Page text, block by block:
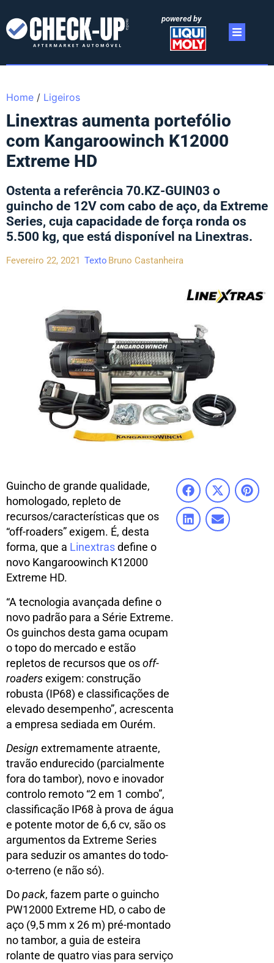
powered by
Home / Ligeiros
Linextras aumenta portefólio
com Kangaroowinch K12000
Extreme HD
Ostenta a referência 70.KZ-GUIN03 o
guincho de 12V com cabo de aço, da Extreme
Series, cuja capacidade de força ronda os
5.500 kg, que está disponível na Linextras.
Fevereiro 22, 2021 Texto Bruno Castanheira
Guincho de grande qualidade,
homologado, repleto de
recursos/características que os
“off-roaders” exigem. É, desta
forma, que a Linextrasdefine o
novo Kangaroowinch K12000
Extreme HD.
“A tecnologia avançada define o
novo padrão para a Série Extreme.
Os guinchos desta gama ocupam
o topo do mercado e estão
repletos de recursos que osoff-
roadersexigem: construção
robusta (IP68) e classificações de
elevado desempenho”, acrescenta
a empresa sediada em Ourém.
Design extremamente atraente,
travão endurecido (parcialmente
fora do tambor), novo e inovador
controlo remoto “2 em 1 combo”,
classificação IP68 à prova de água
e potente motor de 6,6 cv, são os
argumentos da Extreme Series
para seduzir os amantes do todo-
o-terreno (e não só).
Dopack, fazem parte o guincho
PW12000 Extreme HD, o cabo de
aço (9,5 mm x 26 m) pré-montado
no tambor, a guia de esteira
rolante de quatro vias para serviço